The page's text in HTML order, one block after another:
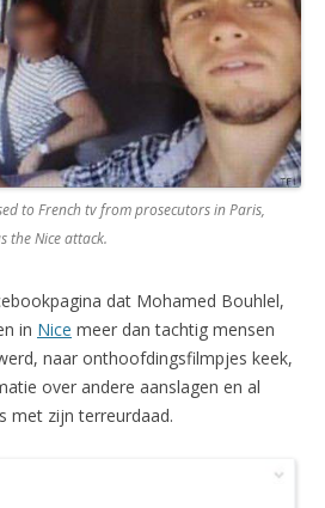
to French tv from prosecutors in Paris,
the Nice attack.
dat Mohamed Bouhlel,
in Nice meer dan tachtig mensen
naar onthoofdingsfilmpjes keek,
over andere aanslagen en al
met zijn terreurdaad.